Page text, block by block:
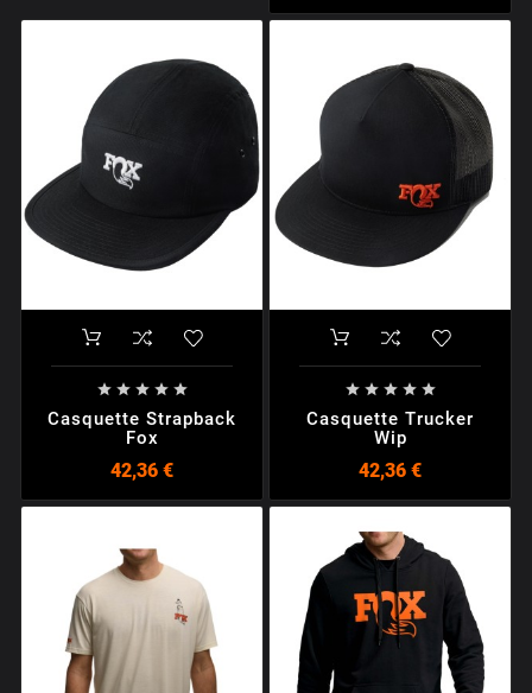
    
Casquette Strapback
Fox
42,36 €
    
Casquette Trucker
Wip
42,36 €